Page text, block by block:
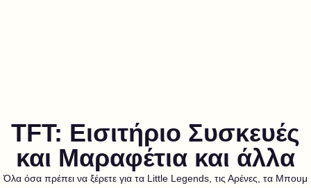
TFT: Εισιτήριο Συσκευές
και Μαραφέτια και άλλα
Όλα όσα πρέπει να ξέρετε για τα Little Legends, τις Αρένες, τα Μπουμ